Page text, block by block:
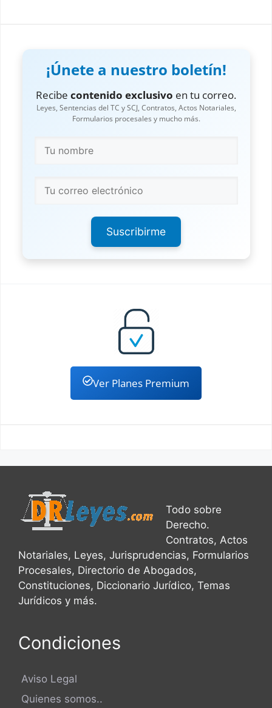
¡Únete a nuestro boletín!
Recibe contenido exclusivo en tu correo.
Leyes, Sentencias del TC y SCJ, Contratos, Actos Notariales,
Formularios procesales y mucho más.
Suscribirme
Ver Planes Premium
Todo sobre
Derecho.
Contratos, Actos
Notariales, Leyes, Jurisprudencias, Formularios
Procesales, Directorio de Abogados,
Constituciones, Diccionario Jurídico, Temas
Jurídicos y más.
Condiciones
Aviso Legal
Quienes somos..